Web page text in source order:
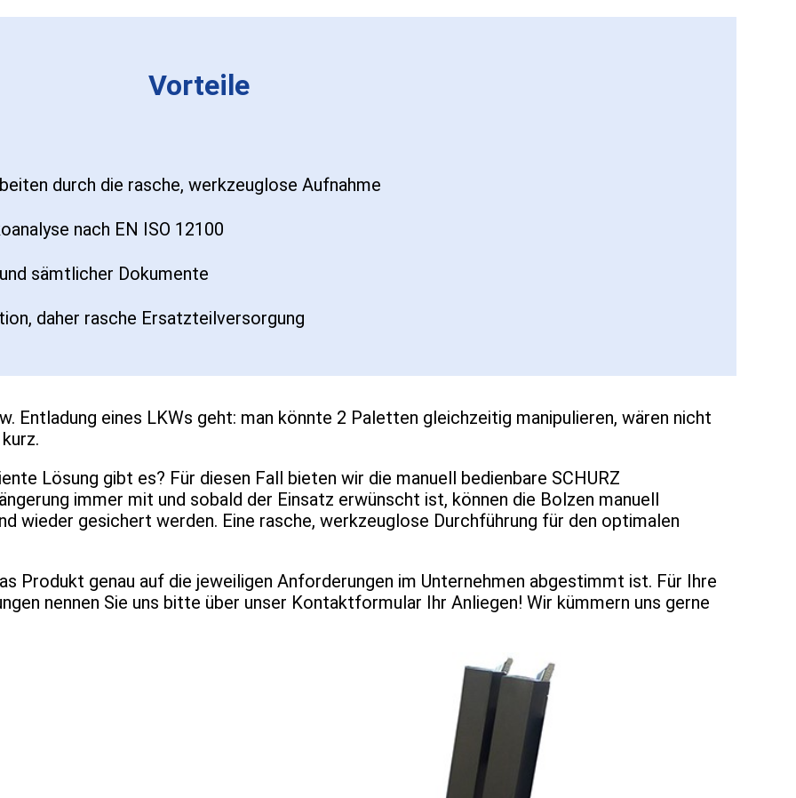
Vorteile
durch die rasche, werkzeuglose Aufnahme
nach EN ISO 12100
sämtlicher Dokumente
daher rasche Ersatzteilversorgung
Entladung eines LKWs geht: man könnte 2 Paletten gleichzeitig manipulieren, wären nicht
Lösung gibt es? Für diesen Fall bieten wir die manuell bedienbare SCHURZ
immer mit und sobald der Einsatz erwünscht ist, können die Bolzen manuell
wieder gesichert werden. Eine rasche, werkzeuglose Durchführung für den optimalen
Produkt genau auf die jeweiligen Anforderungen im Unternehmen abgestimmt ist. Für Ihre
nennen Sie uns bitte über unser Kontaktformular Ihr Anliegen! Wir kümmern uns gerne